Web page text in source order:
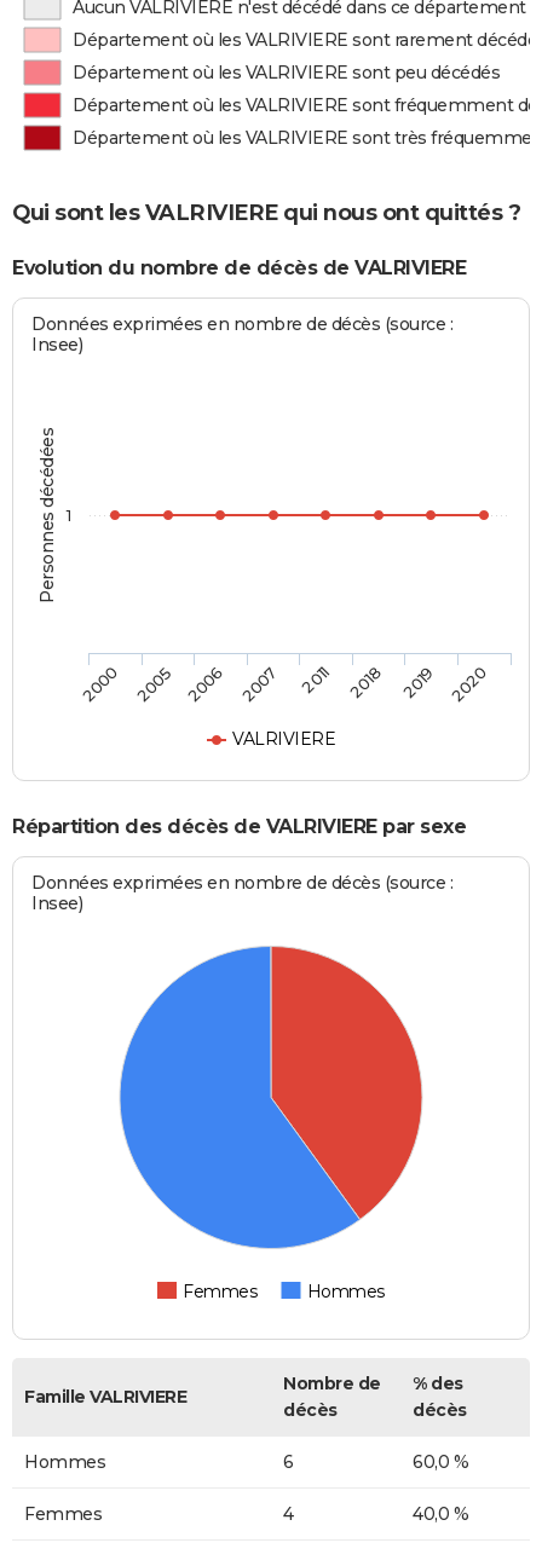
Aucun VALRIVIERE n'est décédé dans ce département
Département où les VALRIVIERE sont rarement
Département où les VALRIVIERE sont peu décédés
Département où les VALRIVIERE sont fréquemment
Département où les VALRIVIERE sont très
Qui sont les VALRIVIERE qui nous ont quittés ?
Evolution du nombre de décès de VALRIVIERE
Personnes décédées
Données exprimées en nombre de décès (source :
Insee)
VALRIVIERE
2000 2005 2006 2007 2011 2018 2019 2020
1
Répartition des décès de VALRIVIERE par sexe
Données exprimées en nombre de décès (source :
Insee)
Femmes Hommes
Famille VALRIVIERE
Nombre de
décès
% des
décès
Hommes 6 60,0 %
Femmes 4 40,0 %